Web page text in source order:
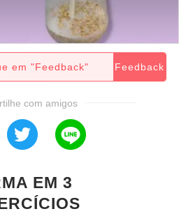
em "Feedback" Feedback
com amigos
EM 3